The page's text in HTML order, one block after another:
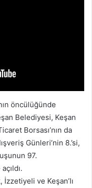
öncülüğünde
Belediyesi, Keşan
Borsası’nın da
Günleri’nin 8.’si,
97.
İzzetiyeli ve Keşan’lı